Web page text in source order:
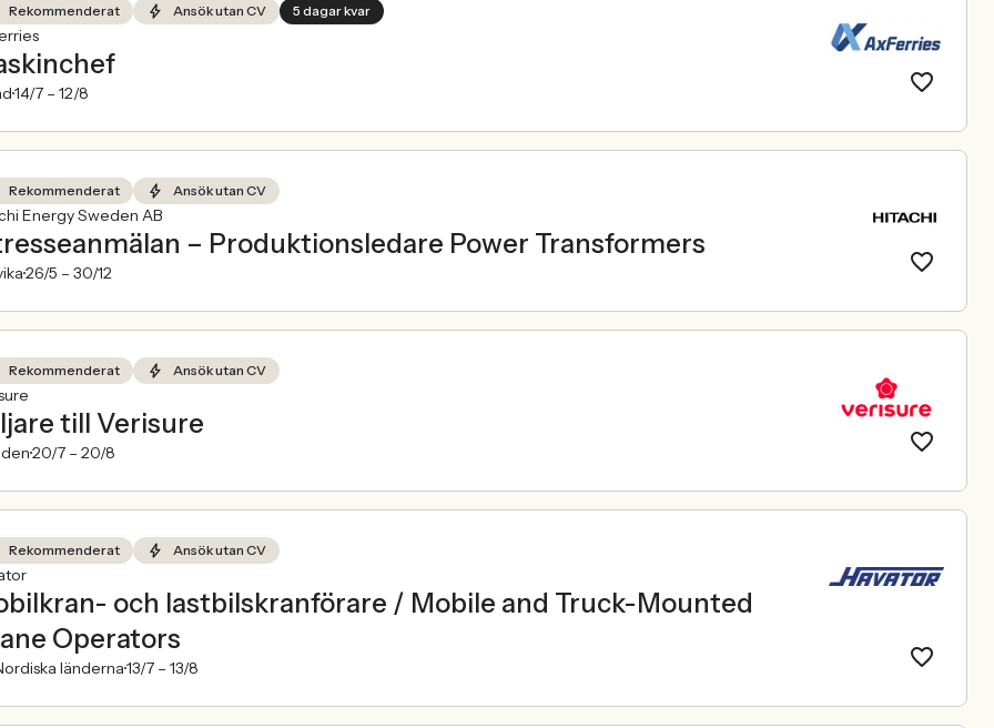
Rekommenderat Ansök utan CV 5 dagar kvar
14/7 – 12/8
Rekommenderat Ansök utan CV
Energy Sweden AB
– Produktionsledare Power Transformers
26/5 – 30/12
Rekommenderat Ansök utan CV
till Verisure
20/7 – 20/8
Rekommenderat Ansök utan CV
och lastbilskranförare / Mobile and Truck-Mounted
Operators
länderna13/7 – 13/8